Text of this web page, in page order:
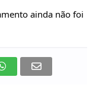
ainda não foi